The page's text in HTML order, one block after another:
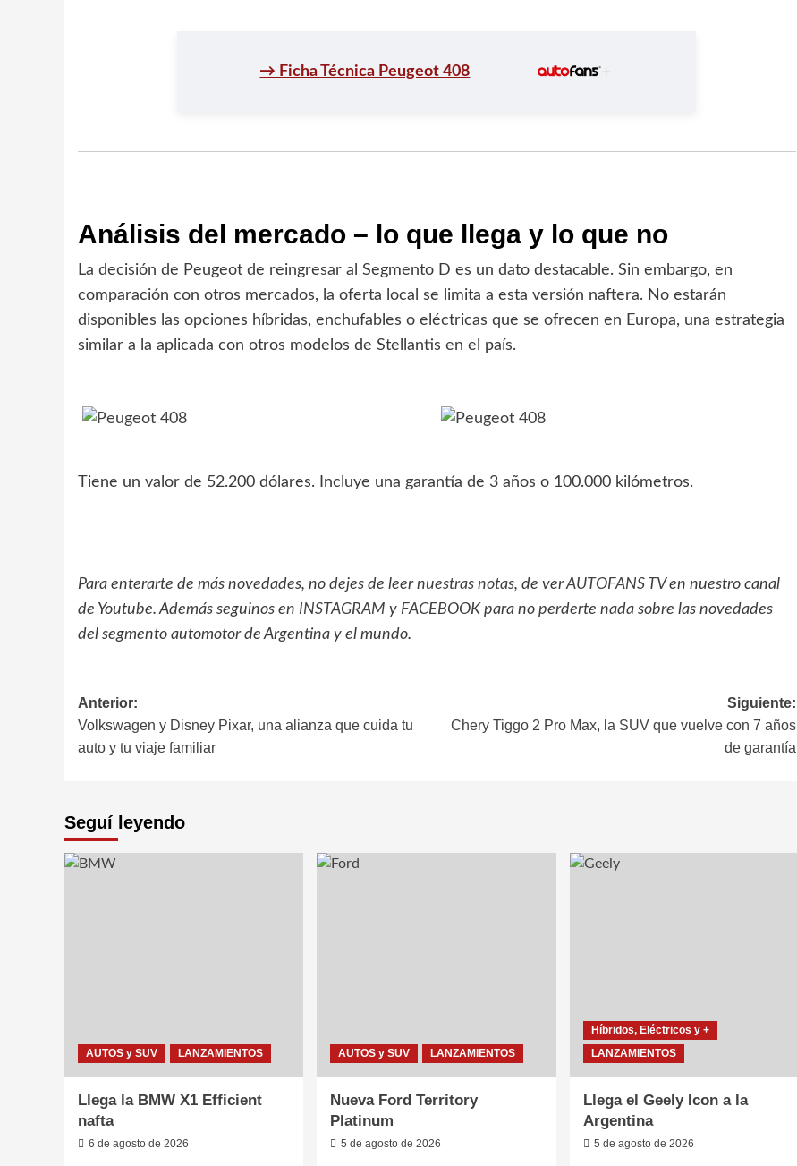
→ Ficha Técnica Peugeot 408
Análisis del mercado – lo que llega y lo que no
La decisión de Peugeot de reingresar al Segmento D es un dato destacable. Sin embargo, en
comparación con otros mercados, la oferta local se limita a esta versión naftera. No estarán
disponibles las opciones híbridas, enchufables o eléctricas que se ofrecen en Europa, una estrategia
similar a la aplicada con otros modelos de Stellantis en el país.
Tiene un valor de 52.200 dólares. Incluye una garantía de 3 años o 100.000 kilómetros.
Para enterarte de más novedades, no dejes de leernuestras notas, de verAUTOFANS TVen nuestro canal
de Youtube. Además seguinos en INSTAGRAM y FACEBOOK para no perderte nada sobre las novedades
del segmento automotor de Argentina y el mundo.
Navegación
de
entradas
Anterior:
Volkswagen y Disney Pixar, una alianza que cuida tu
auto y tu viaje familiar
Siguiente:
Chery Tiggo 2 Pro Max, la SUV que vuelve con 7 años
de garantía
Seguí leyendo
AUTOS y SUV LANZAMIENTOS
Llega la BMW X1 Efficient
nafta
6 de agosto de 2026
AUTOS y SUV LANZAMIENTOS
Nueva Ford Territory
Platinum
5 de agosto de 2026
Híbridos, Eléctricos y +
LANZAMIENTOS
Llega el Geely Icon a la
Argentina
5 de agosto de 2026